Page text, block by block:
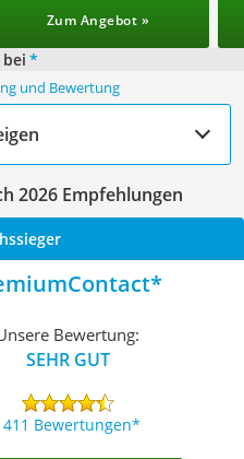
Zum Angebot »
*
und Bewertung
2026 Empfehlungen
Bewertung:
SEHR GUT
Bewertungen